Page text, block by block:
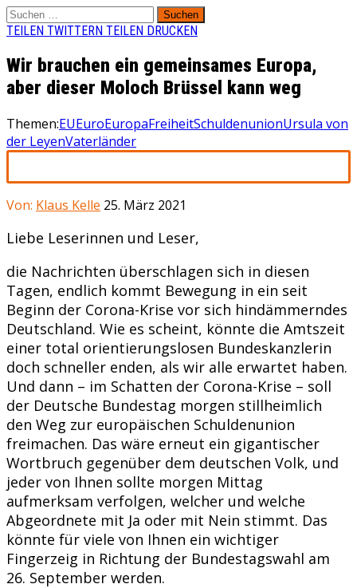
Suchen
nach:
TEILEN TWITTERN TEILEN DRUCKEN
Wir brauchen ein gemeinsames Europa,
aber dieser Moloch Brüssel kann weg
Themen:EUEuroEuropaFreiheitSchuldenunionUrsula von
der LeyenVaterländer
Von: Klaus Kelle 25. März 2021
Liebe Leserinnen und Leser,
die Nachrichten überschlagen sich in diesen
Tagen, endlich kommt Bewegung in ein seit
Beginn der Corona-Krise vor sich hindämmerndes
Deutschland. Wie es scheint, könnte die Amtszeit
einer total orientierungslosen Bundeskanzlerin
doch schneller enden, als wir alle erwartet haben.
Und dann – im Schatten der Corona-Krise – soll
der Deutsche Bundestag morgen stillheimlich
den Weg zur europäischen Schuldenunion
freimachen. Das wäre erneut ein gigantischer
Wortbruch gegenüber dem deutschen Volk, und
jeder von Ihnen sollte morgen Mittag
aufmerksam verfolgen, welcher und welche
Abgeordnete mit Ja oder mit Nein stimmt. Das
könnte für viele von Ihnen ein wichtiger
Fingerzeig in Richtung der Bundestagswahl am
26. September werden.